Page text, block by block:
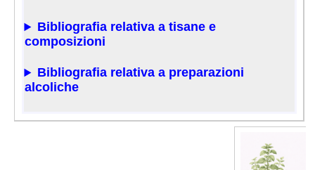
Bibliografia relativa a tisane e
composizioni
Bibliografia relativa a preparazioni
alcoliche